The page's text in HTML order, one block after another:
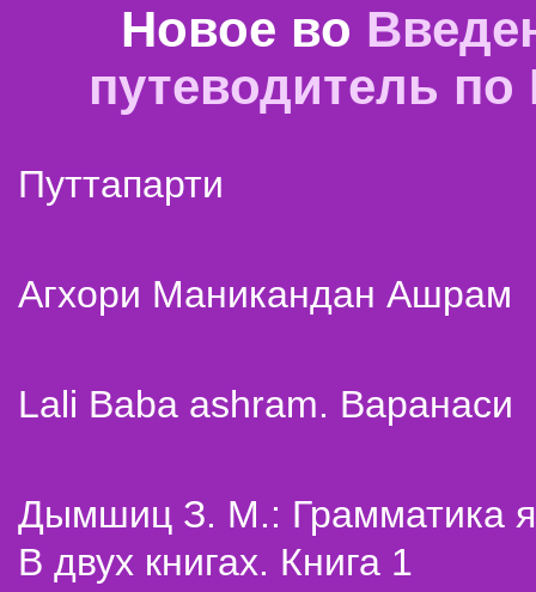
Новое во
путеводитель
Путтапарти
Агхори Маникандан Ашрам
Lali Baba ashram. Варанаси
Дымшиц З. М.: Грамматика
В двух книгах. Книга 1